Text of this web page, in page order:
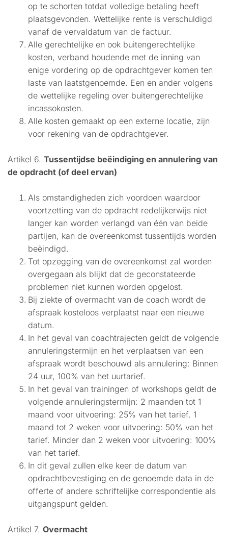
op te schorten totdat volledige betaling heeft
plaatsgevonden. Wettelijke rente is verschuldigd
vanaf de vervaldatum van de factuur.
Alle gerechtelijke en ook buitengerechtelijke
kosten, verband houdende met de inning van
enige vordering op de opdrachtgever komen ten
laste van laatstgenoemde. Een en ander volgens
de wettelijke regeling over buitengerechtelijke
incassokosten.
Alle kosten gemaakt op een externe locatie, zijn
voor rekening van de opdrachtgever.
Artikel 6. Tussentijdse beëindiging en annulering van
de opdracht (of deel ervan)
Als omstandigheden zich voordoen waardoor
voortzetting van de opdracht redelijkerwijs niet
langer kan worden verlangd van één van beide
partijen, kan de overeenkomst tussentijds worden
beëindigd.
Tot opzegging van de overeenkomst zal worden
overgegaan als blijkt dat de geconstateerde
problemen niet kunnen worden opgelost.
Bij ziekte of overmacht van de coach wordt de
afspraak kosteloos verplaatst naar een nieuwe
datum.
In het geval van coachtrajecten geldt de volgende
annuleringstermijn en het verplaatsen van een
afspraak wordt beschouwd als annulering: Binnen
24 uur, 100% van het uurtarief.
In het geval van trainingen of workshops geldt de
volgende annuleringstermijn: 2 maanden tot 1
maand voor uitvoering: 25% van het tarief. 1
maand tot 2 weken voor uitvoering: 50% van het
tarief. Minder dan 2 weken voor uitvoering: 100%
van het tarief.
In dit geval zullen elke keer de datum van
opdrachtbevestiging en de genoemde data in de
offerte of andere schriftelijke correspondentie als
uitgangspunt gelden.
Artikel 7. Overmacht